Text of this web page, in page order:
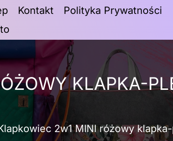
Kontakt
Polityka Prywatności
KLAPKA-
2w1 MINI różowy